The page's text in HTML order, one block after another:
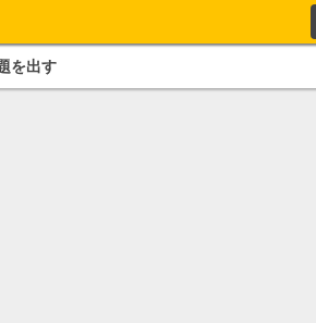
を出す